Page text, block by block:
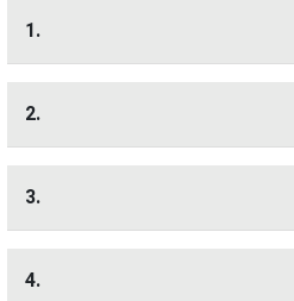
1.
man endte opp med
2.
3.
4.